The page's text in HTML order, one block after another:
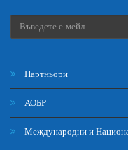
Партньори
АОБР
Международни и